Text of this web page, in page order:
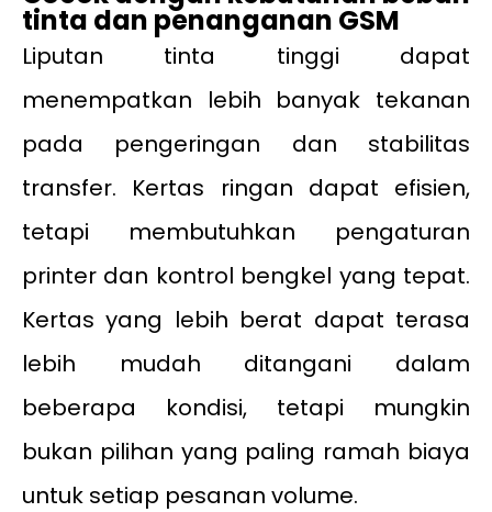
tinta dan penanganan GSM
Liputan tinta tinggi dapat
menempatkan lebih banyak tekanan
pada pengeringan dan stabilitas
transfer. Kertas ringan dapat efisien,
tetapi membutuhkan pengaturan
printer dan kontrol bengkel yang tepat.
Kertas yang lebih berat dapat terasa
lebih mudah ditangani dalam
beberapa kondisi, tetapi mungkin
bukan pilihan yang paling ramah biaya
untuk setiap pesanan volume.